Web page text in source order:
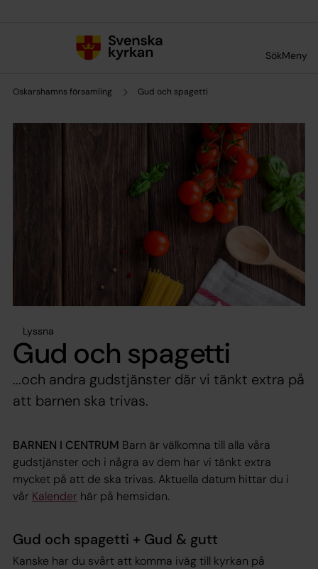
SökMeny
Oskarshamns församling Gud och spagetti
Lyssna
Gud och spagetti
...och andra gudstjänster där vi tänkt extra på
att barnen ska trivas.
BARNEN I CENTRUM Barn är välkomna till alla våra
gudstjänster och i några av dem har vi tänkt extra
mycket på att de ska trivas. Aktuella datum hittar du i
vår Kalender här på hemsidan.
Gud och spagetti + Gud & gutt
Kanske har du svårt att komma iväg till kyrkan på